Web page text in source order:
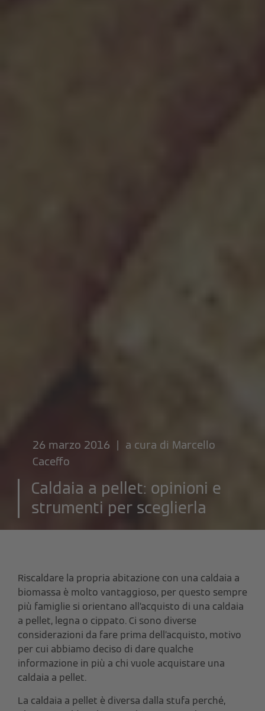
26 marzo 2016 | a cura di Marcello
Caceffo
Caldaia a pellet: opinioni e
strumenti per sceglierla
Riscaldare la propria abitazione con una caldaia a
biomassa è molto vantaggioso, per questo sempre
più famiglie si orientano all’acquisto di una caldaia
a pellet, legna o cippato. Ci sono diverse
considerazioni da fare prima dell’acquisto, motivo
per cui abbiamo deciso di dare qualche
informazione in più a chi vuole acquistare una
caldaia a pellet.
La caldaia a pellet è diversa dalla stufa perché,